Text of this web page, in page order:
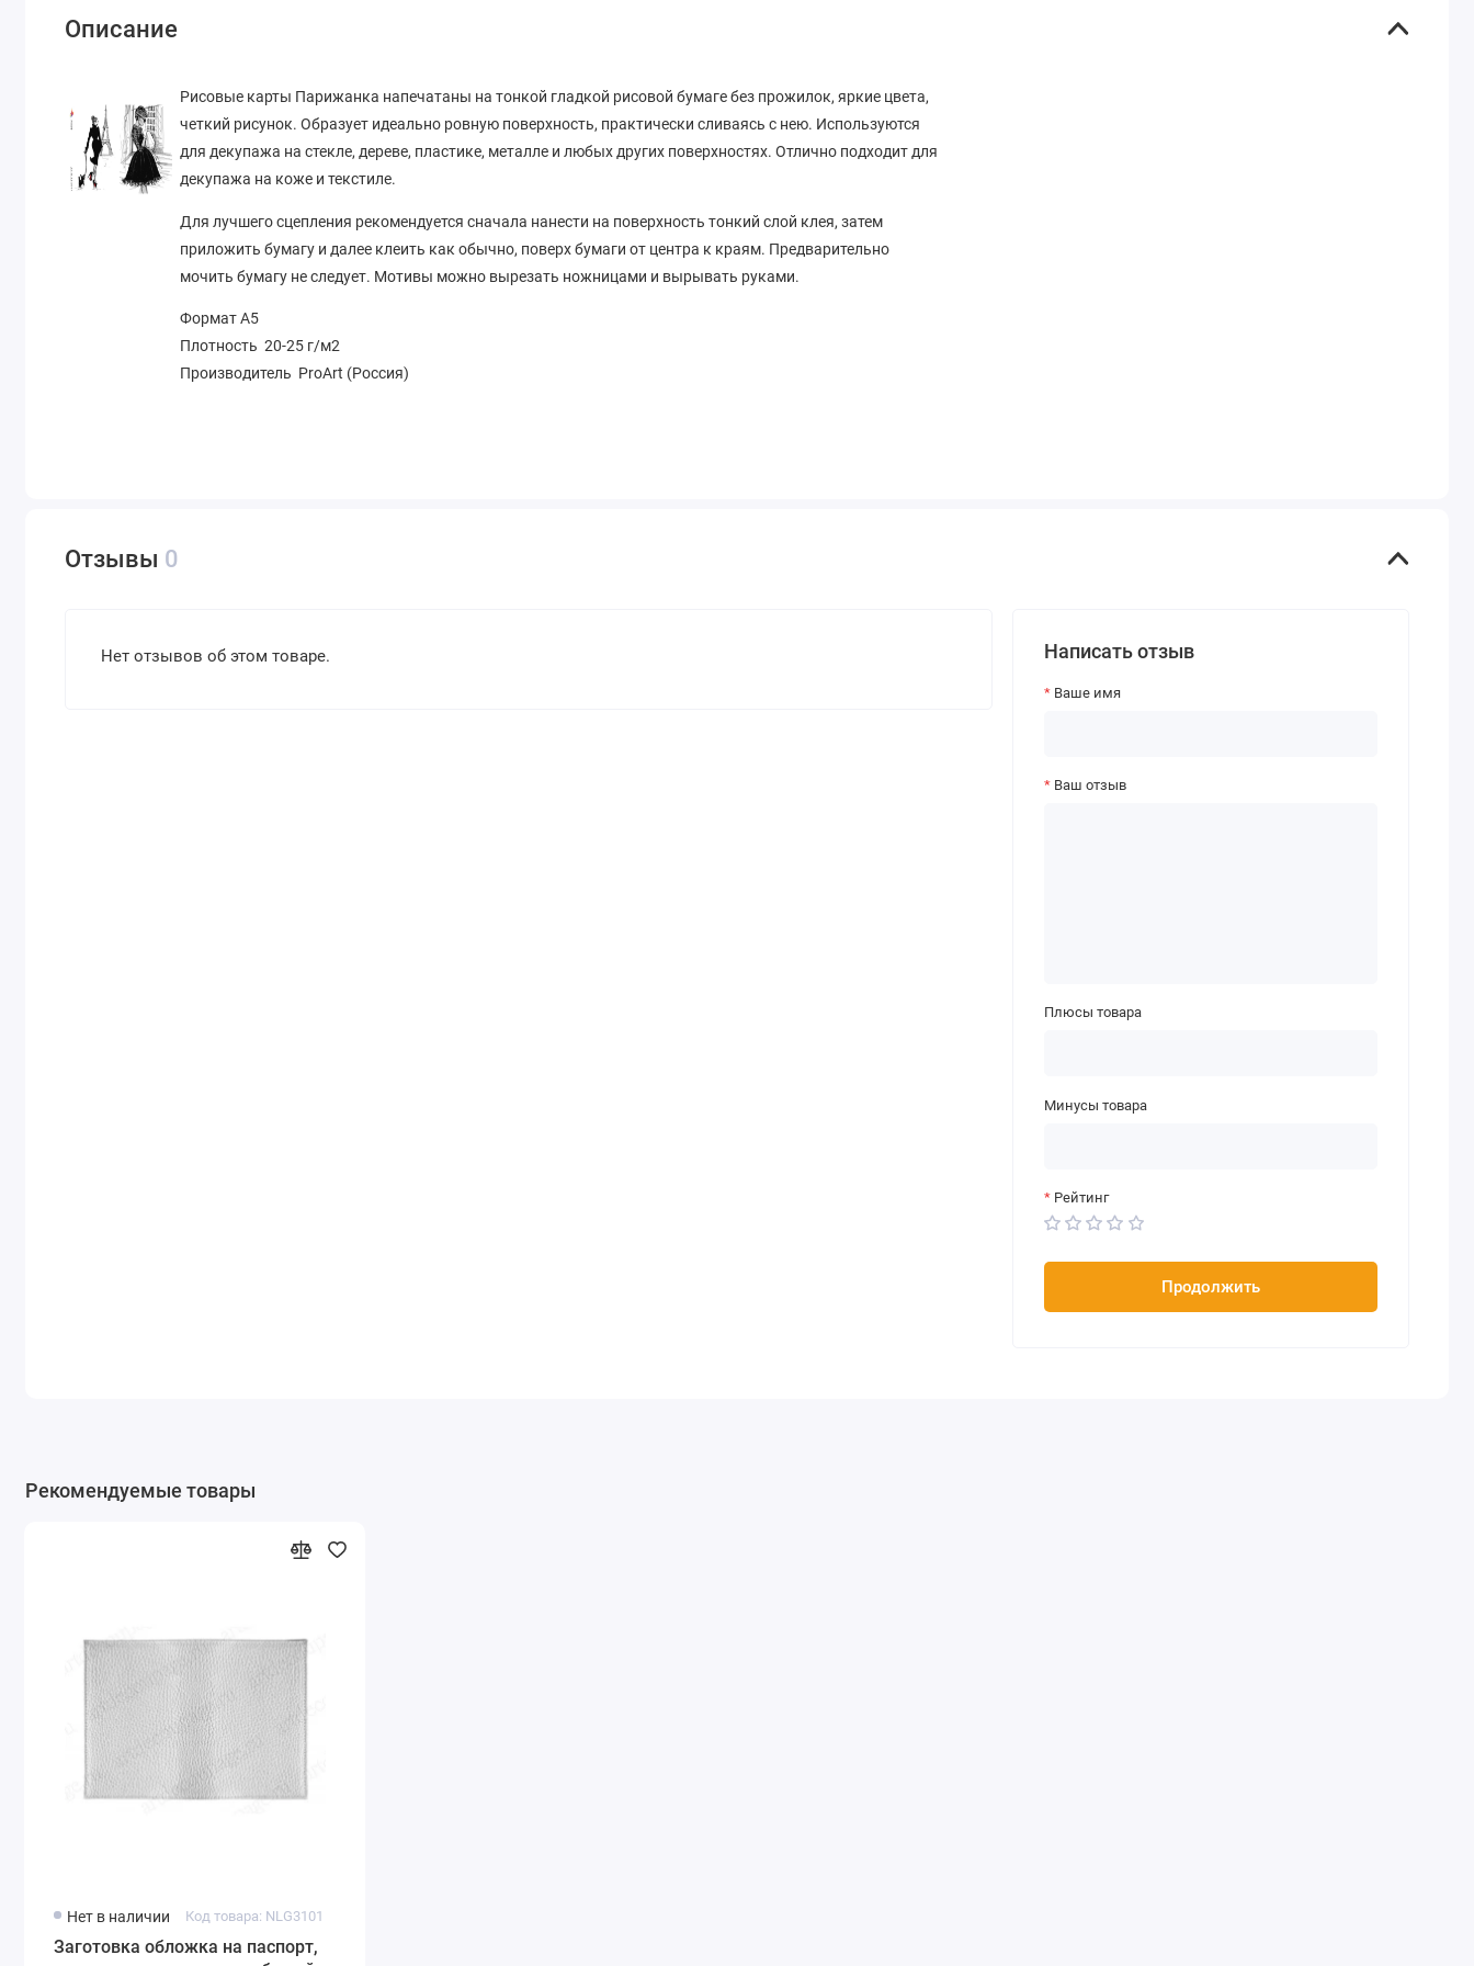
Описание
Рисовые карты Парижанка напечатаны на тонкой гладкой рисовой бумаге без прожилок, яркие цвета,
четкий рисунок. Образует идеально ровную поверхность, практически сливаясь с нею. Используются
для декупажа на стекле, дереве, пластике, металле и любых других поверхностях. Отлично подходит для
декупажа на коже и текстиле.
Для лучшего сцепления рекомендуется сначала нанести на поверхность тонкий слой клея, затем
приложить бумагу и далее клеить как обычно, поверх бумаги от центра к краям. Предварительно
мочить бумагу не следует. Мотивы можно вырезать ножницами и вырывать руками.
Формат А5
Плотность 20-25 г/м2
Производитель ProArt (Россия)
Отзывы 0
Нет отзывов об этом товаре. Написать отзыв
Ваше имя
Ваш отзыв
Плюсы товара
Минусы товара
Рейтинг
Продолжить
Рекомендуемые товары
Нет в наличии Код товара: NLG3101
Заготовка обложка на паспорт,